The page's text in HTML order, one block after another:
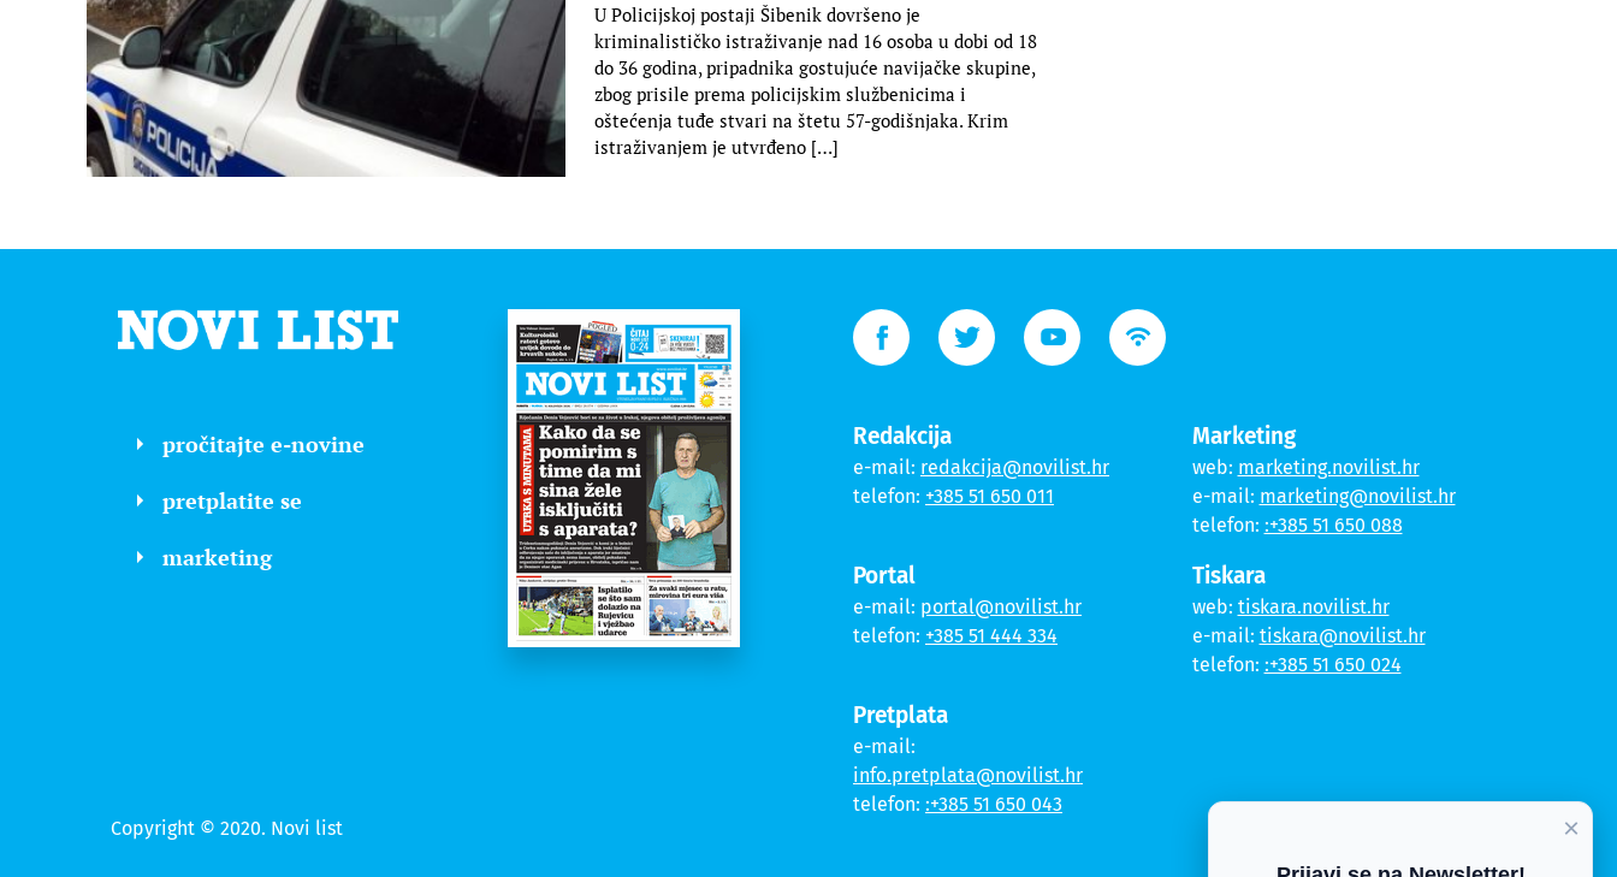
U Policijskoj postaji Šibenik dovršeno je
kriminalističko istraživanje nad 16 osoba u dobi od 18
do 36 godina, pripadnika gostujuće navijačke skupine,
zbog prisile prema policijskim službenicima i
oštećenja tuđe stvari na štetu 57-godišnjaka. Krim
istraživanjem je utvrđeno […]
pročitajte e-novine
pretplatite se
marketing
Redakcija
e-mail: redakcija@novilist.hr
telefon: +385 51 650 011
Portal
e-mail: portal@novilist.hr
telefon: +385 51 444 334
Pretplata
e-mail:
info.pretplata@novilist.hr
telefon: :+385 51 650 043
Marketing
web: marketing.novilist.hr
e-mail: marketing@novilist.hr
telefon: :+385 51 650 088
Tiskara
web: tiskara.novilist.hr
e-mail: tiskara@novilist.hr
telefon: :+385 51 650 024
Copyright © 2020. Novi list ×